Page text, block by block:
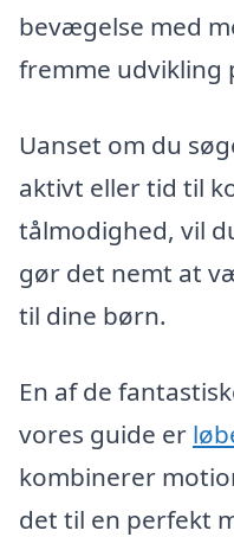
bevægelse med
fremme udvikling
Uanset om du
aktivt eller tid til
tålmodighed, vil
gør det nemt at
til dine børn.
En af de
vores guide er
kombinerer
det til en perfekt